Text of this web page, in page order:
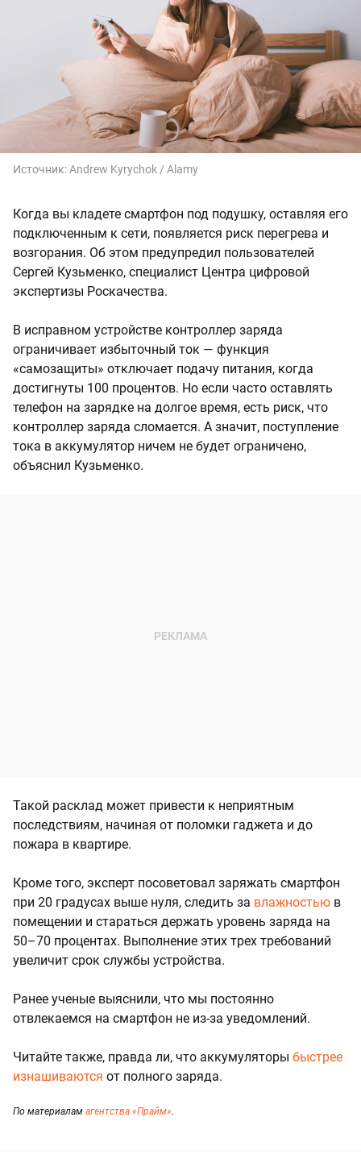
Источник:Andrew Kyrychok / Alamy
Когда вы кладете смартфон под подушку, оставляя его
подключенным к сети, появляется риск перегрева и
возгорания. Об этом предупредил пользователей
Сергей Кузьменко, специалист Центра цифровой
экспертизы Роскачества.
В исправном устройстве контроллер заряда
ограничивает избыточный ток — функция
«самозащиты» отключает подачу питания, когда
достигнуты 100 процентов. Но если часто оставлять
телефон на зарядке на долгое время, есть риск, что
контроллер заряда сломается. А значит, поступление
тока в аккумулятор ничем не будет ограничено,
объяснил Кузьменко.
Такой расклад может привести к неприятным
последствиям, начиная от поломки гаджета и до
пожара в квартире.
Кроме того, эксперт посоветовал заряжать смартфон
при 20 градусах выше нуля, следить за влажностью в
помещении и стараться держать уровень заряда на
50–70 процентах. Выполнение этих трех требований
увеличит срок службы устройства.
Ранее ученые выяснили, что мы постоянно
отвлекаемся на смартфон не из-за уведомлений.
Читайте также, правда ли, что аккумуляторы быстрее
изнашиваются от полного заряда.
По материалам агентства «Прайм».